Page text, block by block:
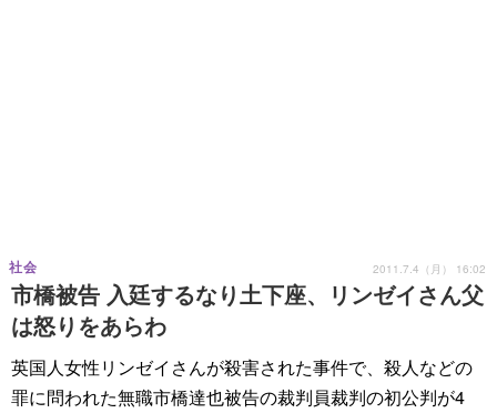
市橋被告 入廷するなり土下座、リンゼイさん父
は怒りをあらわ
社会 2011.7.4（月） 16:02
英国人女性リンゼイさんが殺害された事件で、殺人などの
罪に問われた無職市橋達也被告の裁判員裁判の初公判が4